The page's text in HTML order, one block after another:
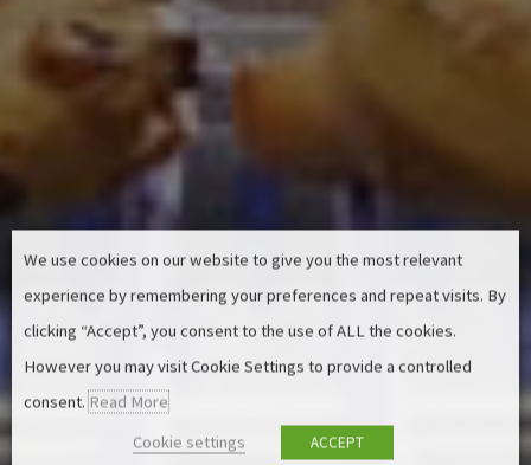
We use cookies on our website to give you the most relevant
experience by remembering your preferences and repeat visits. By
clicking “Accept”, you consent to the use of ALL the cookies.
However you may visit Cookie Settings to provide a controlled
consent. Read More
Cookie settings
ACCEPT